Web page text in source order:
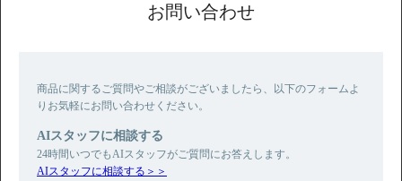
お問い合わせ
商品に関するご質問やご相談がございましたら、以下のフォームよ
りお気軽にお問い合わせください。
AIスタッフに相談する
24時間いつでもAIスタッフがご質問にお答えします。
AIスタッフに相談する＞＞